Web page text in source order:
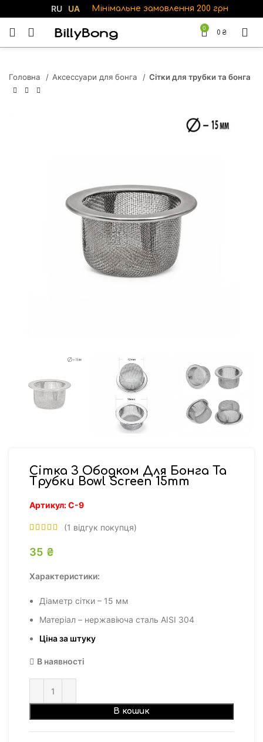
RU UA Мінімальне замовлення 200 грн
0
0 ₴
Головна Аксессуари для бонга Сітки для трубки та бонга
Сітка З Ободком Для Бонга Та
Трубки Bowl Screen 15mm
Артикул:С-9
(1 відгук покупця)
35 ₴
Характеристики:
Діаметр сітки – 15 мм
Матеріал – нержавіюча сталь AISI 304
Ціна за штуку
В наявності
В кошик